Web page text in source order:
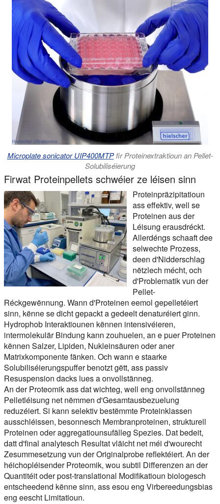
Microplate sonicator UIP400MTPfir Proteinextraktioun an Pellet-
Solubiliséierung
Firwat Proteinpellets schwéier ze léisen sinn
Proteinpräzipitatioun
ass effektiv, well se
Proteinen aus der
Léisung erausdréckt.
Allerdéngs schaaft dee
selwechte Prozess,
deen d'Nidderschlag
nëtzlech mécht, och
d'Problematik vun der
Pellet-
Réckgewënnung. Wann d'Proteinen eemol gepelletéiert
sinn, kënne se dicht gepackt a gedeelt denaturéiert ginn.
Hydrophob Interaktiounen kënnen intensivéieren,
intermolekulär Bindung kann zouhuelen, an e puer Proteinen
kënnen Salzer, Lipiden, Nukleinsäuren oder aner
Matrixkomponente fänken. Och wann e staarke
Solubiliséierungspuffer benotzt gëtt, ass passiv
Resuspension dacks lues a onvollstänneg.
An der Proteomik ass dat wichteg, well eng onvollstänneg
Pelletléisung net nëmmen d'Gesamtausbezuelung
reduzéiert. Si kann selektiv bestëmmte Proteinklassen
ausschléissen, besonnesch Membranproteinen, strukturell
Proteinen oder aggregatiounsufälleg Spezies. Dat bedeit,
datt d'final analytesch Resultat vläicht net méi d'wourecht
Zesummesetzung vun der Originalprobe reflektéiert. An der
héichopléisender Proteomik, wou subtil Differenzen an der
Quantitéit oder post-translational Modifikatioun biologesch
entscheedend kënne sinn, ass esou eng Virbereedungsbias
eng eescht Limitatioun.